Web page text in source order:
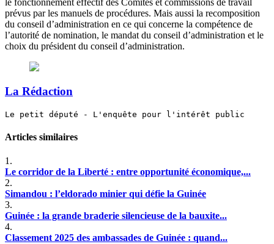
prévus par les manuels de procédures. Mais aussi la recomposition
du conseil d’administration en ce qui concerne la compétence de
l’autorité de nomination, le mandat du conseil d’administration et le
choix du président du conseil d’administration.
La Rédaction
Le petit député - L'enquête pour l'intérêt public
Articles similaires
1.
Le corridor de la Liberté : entre opportunité économique,...
2.
Simandou : l’eldorado minier qui défie la Guinée
3.
Guinée : la grande braderie silencieuse de la bauxite...
4.
Classement 2025 des ambassades de Guinée : quand...